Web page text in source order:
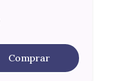
Comprar